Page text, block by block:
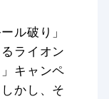
ル破り」
ライオン
キャンペ
かし、そ